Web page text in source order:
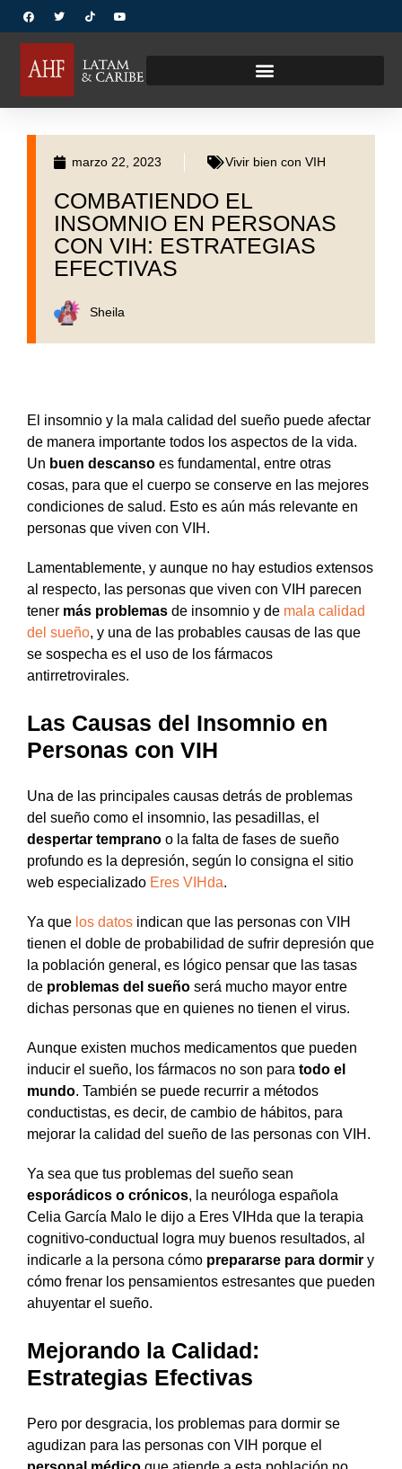
marzo 22, 2023 Vivir bien con VIH
COMBATIENDO EL
INSOMNIO EN PERSONAS
CON VIH: ESTRATEGIAS
EFECTIVAS
Sheila
El insomnio y la mala calidad del sueño puede afectar
de manera importante todos los aspectos de la vida.
Un buen descanso es fundamental, entre otras
cosas, para que el cuerpo se conserve en las mejores
condiciones de salud. Esto es aún más relevante en
personas que viven con VIH.
Lamentablemente, y aunque no hay estudios extensos
al respecto, las personas que viven con VIH parecen
tener más problemas de insomnio y de mala calidad
del sueño, y una de las probables causas de las que
se sospecha es el uso de los fármacos
antirretrovirales.
Las Causas del Insomnio en
Personas con VIH
Una de las principales causas detrás de problemas
del sueño como el insomnio, las pesadillas, el
despertar temprano o la falta de fases de sueño
profundo es la depresión, según lo consigna el sitio
web especializado Eres VIHda.
Ya que los datos indican que las personas con VIH
tienen el doble de probabilidad de sufrir depresión que
la población general, es lógico pensar que las tasas
de problemas del sueño será mucho mayor entre
dichas personas que en quienes no tienen el virus.
Aunque existen muchos medicamentos que pueden
inducir el sueño, los fármacos no son para todo el
mundo. También se puede recurrir a métodos
conductistas, es decir, de cambio de hábitos, para
mejorar la calidad del sueño de las personas con VIH.
Ya sea que tus problemas del sueño sean
esporádicos o crónicos, la neuróloga española
Celia García Malo le dijo a Eres VIHda que la terapia
cognitivo-conductual logra muy buenos resultados, al
indicarle a la persona cómo prepararse para dormir y
cómo frenar los pensamientos estresantes que pueden
ahuyentar el sueño.
Mejorando la Calidad:
Estrategias Efectivas
Pero por desgracia, los problemas para dormir se
agudizan para las personas con VIH porque el